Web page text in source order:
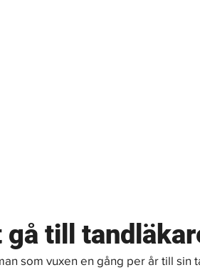
till
som vuxen en gång per år till